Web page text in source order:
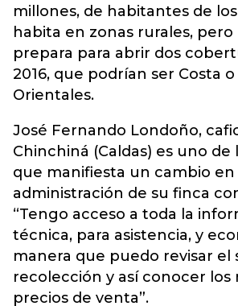
millones, de habitantes de
habita en zonas rurales, pero
prepara para abrir dos
2016, que podrían ser Costa
Orientales.
José Fernando Londoño,
Chinchiná (Caldas) es uno de
que manifiesta un cambio en
administración de su finca
“Tengo acceso a toda la
técnica, para asistencia, y
manera que puedo revisar el
recolección y así conocer los
precios de venta”.